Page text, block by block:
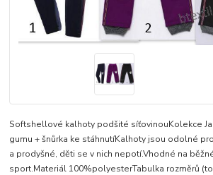
Softshellové kalhoty podšité síťovinouKolekce
gumu + šnůrka ke stáhnutíKalhoty jsou odolné
a prodyšné, děti se v nich nepotí.Vhodné na
sport.Materiál 100%polyesterTabulka rozměrů